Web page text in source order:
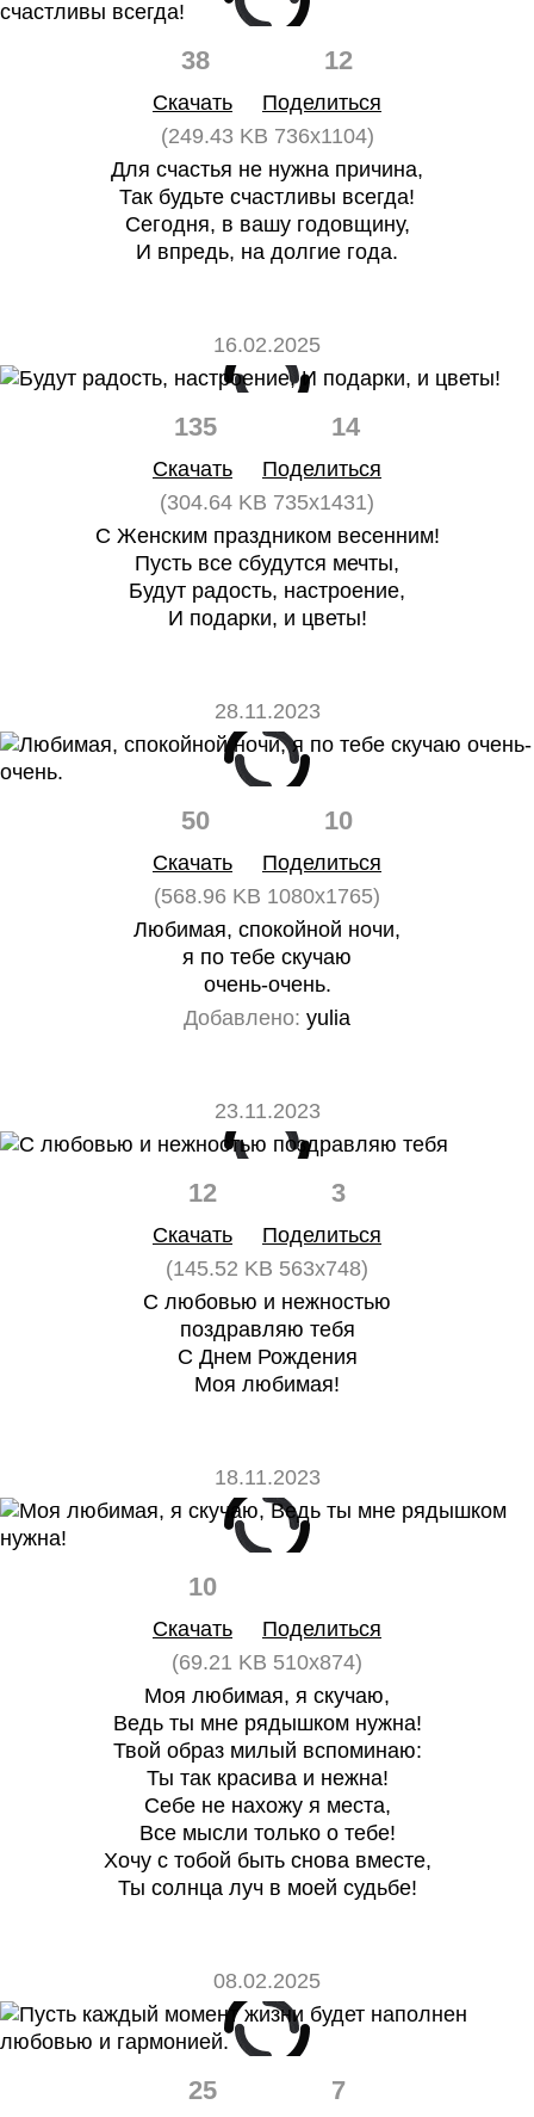
38 12
Скачать
Поделиться
(249.43 KB 736x1104)
Для счастья не нужна причина,
Так будьте счастливы всегда!
Сегодня, в вашу годовщину,
И впредь, на долгие года.
16.02.2025
135 14
Скачать
Поделиться
(304.64 KB 735x1431)
С Женским праздником весенним!
Пусть все сбудутся мечты,
Будут радость, настроение,
И подарки, и цветы!
28.11.2023
50 10
Скачать
Поделиться
(568.96 KB 1080x1765)
Любимая, спокойной ночи,
я по тебе скучаю
очень-очень.
Добавлено: yulia
23.11.2023
12 3
Скачать
Поделиться
(145.52 KB 563x748)
С любовью и нежностью
поздравляю тебя
С Днем Рождения
Моя любимая!
18.11.2023
10
Скачать
Поделиться
(69.21 KB 510x874)
Моя любимая, я скучаю,
Ведь ты мне рядышком нужна!
Твой образ милый вспоминаю:
Ты так красива и нежна!
Себе не нахожу я места,
Все мысли только о тебе!
Хочу с тобой быть снова вместе,
Ты солнца луч в моей судьбе!
08.02.2025
25 7